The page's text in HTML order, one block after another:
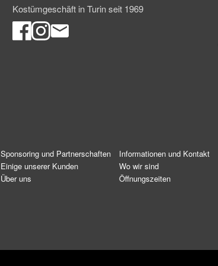
Kostümgeschäft in Turin seit 1969
Sponsoring und Partnerschaften
Einige unserer Kunden
Über uns
Informationen und Kontakt
Wo wir sind
Öffnungszeiten